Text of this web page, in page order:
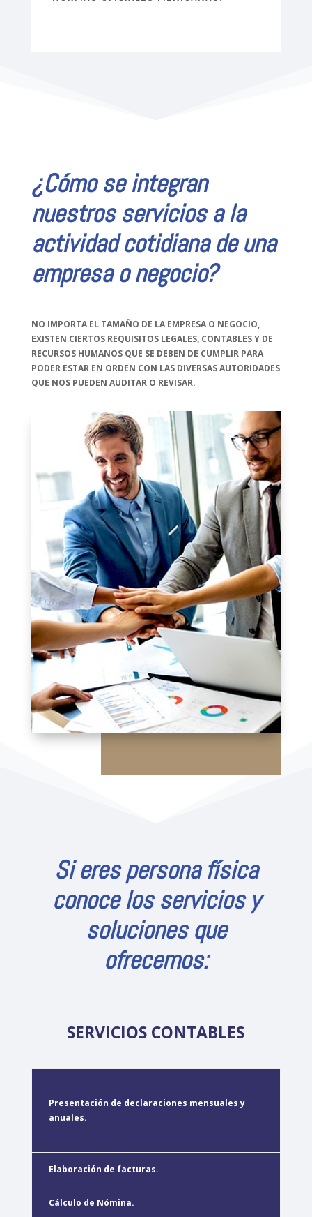
¿Cómo se integran
nuestros servicios a la
actividad cotidiana de una
empresa o negocio?
NO IMPORTA EL TAMAÑO DE LA EMPRESA O NEGOCIO,
EXISTEN CIERTOS REQUISITOS LEGALES, CONTABLES Y DE
RECURSOS HUMANOS QUE SE DEBEN DE CUMPLIR PARA
PODER ESTAR EN ORDEN CON LAS DIVERSAS AUTORIDADES
QUE NOS PUEDEN AUDITAR O REVISAR.
Si eres persona física
conoce los servicios y
soluciones que
ofrecemos:
SERVICIOS CONTABLES
Presentación de declaraciones mensuales y
anuales.
Elaboración de facturas.
Cálculo de Nómina.